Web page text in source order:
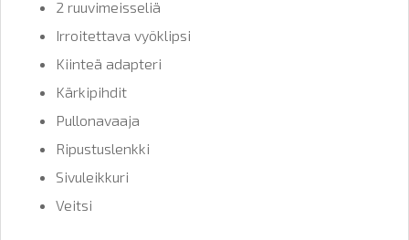
2 ruuvimeisseliä
Irroitettava vyöklipsi
Kiinteä adapteri
Kärkipihdit
Pullonavaaja
Ripustuslenkki
Sivuleikkuri
Veitsi